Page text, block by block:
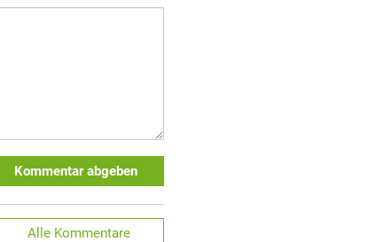
Kommentar abgeben
Alle Kommentare